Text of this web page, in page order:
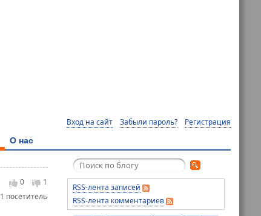
Вход на сайт Забыли пароль? Регистрация
О нас
0
1
1 посетитель
RSS-лента записей
RSS-лента комментариев